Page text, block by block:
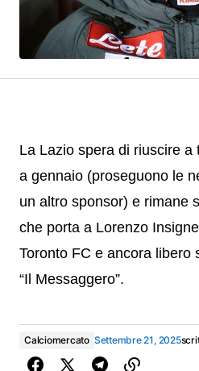
La Lazio spera di riuscire
a gennaio (proseguono le
un altro sponsor) e rimane
che porta a Lorenzo
Toronto FC e ancora libero
“Il Messaggero”.
Calciomercato Settembre 21, 2025